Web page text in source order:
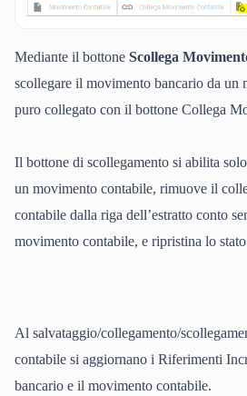
Mediante il bottone Scollega
scollegare il movimento bancario da un
puro collegato con il bottone Collega
Il bottone di scollegamento si abilita
un movimento contabile, rimuove il
contabile dalla riga dell’estratto conto
movimento contabile, e ripristina lo
Al salvataggio/collegamento/
contabile si aggiornano i Riferimenti
bancario e il movimento contabile.